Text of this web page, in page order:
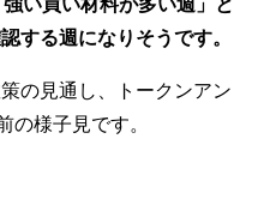
する週になりそうです。
の見通し、トークンアン
の様子見です。